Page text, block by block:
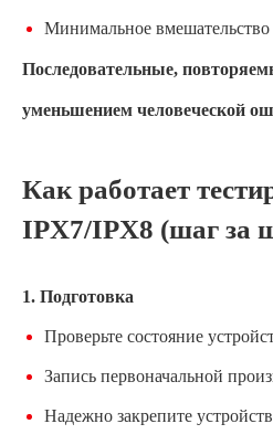
Минимальное вмешательство
Последовательные,
уменьшением человеческой
Как работает
IPX7/IPX8 (шаг за
1. Подготовка
Проверьте состояние
Запись первоначальной
Надежно закрепите